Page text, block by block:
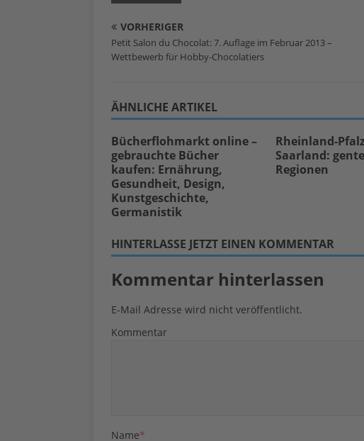
VORHERIGER
Petit Salon du Chocolat: 7. Auflage im Februar 2013 –
Wettbewerb für Hobby-Chocolatiers
ÄHNLICHE ARTIKEL
Bücherflohmarkt online –
gebrauchte Bücher
kaufen: Ernährung,
Gesundheit, Design,
Kunstgeschichte,
Germanistik
Rheinland-
Saarland:
Regionen
HINTERLASSE JETZT EINEN KOMMENTAR
Kommentar hinterlassen
E-Mail Adresse wird nicht veröffentlicht.
Kommentar
Name*